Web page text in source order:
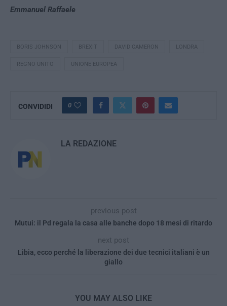
Emmanuel Raffaele
BORIS JOHNSON BREXIT DAVID CAMERON LONDRA
REGNO UNITO UNIONE EUROPEA
CONVIDIDI 0
LA REDAZIONE
previous post
Mutui: il Pd regala la casa alle banche dopo 18 mesi di ritardo
next post
Libia, ecco perché la liberazione dei due tecnici italiani è un
giallo
YOU MAY ALSO LIKE